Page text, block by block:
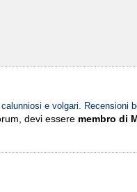
e volgari. Recensioni
devi essere membro di